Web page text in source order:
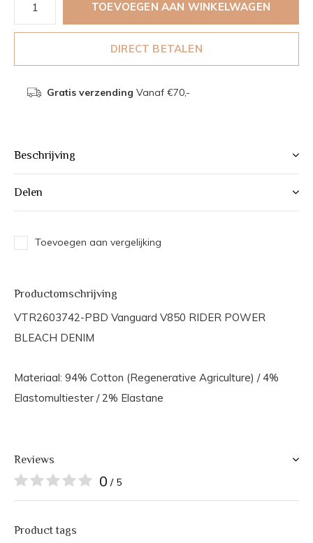
TOEVOEGEN AAN WINKELWAGEN
DIRECT BETALEN
Gratis verzending Vanaf €70,-
Beschrijving
Delen
Toevoegen aan vergelijking
Productomschrijving
VTR2603742-PBD Vanguard V850 RIDER POWER
BLEACH DENIM
Materiaal: 94% Cotton (Regenerative Agriculture) / 4%
Elastomultiester / 2% Elastane
Reviews
0 / 5
Product tags